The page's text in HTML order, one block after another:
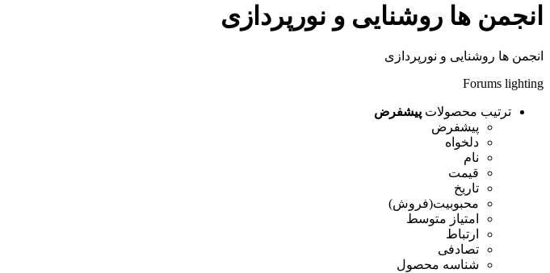
انجمن ها روشنایی و نورپردازی
انجمن ها روشنایی و نورپردازی
Forums lighting
ترتیب محصولات پیشفرض
پیشفرض
دلخواه
نام
قیمت
تاریخ
محبوبیت(فروش)
امتیاز متوسط
ارتباط
تصادفی
شناسه محصول